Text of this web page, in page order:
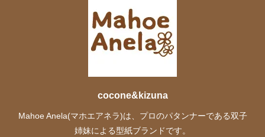
cocone&kizuna
Mahoe Anela(マホエアネラ)は、プロのパタンナーである双子
姉妹による型紙ブランドです。